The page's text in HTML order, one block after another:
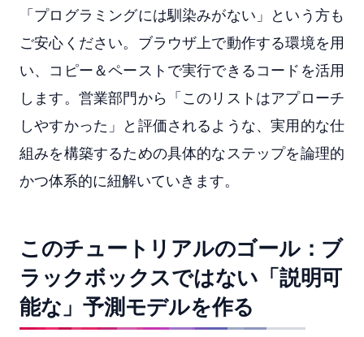
「プログラミングには馴染みがない」という方も
ご安心ください。ブラウザ上で動作する環境を用
い、コピー＆ペーストで実行できるコードを活用
します。営業部門から「このリストはアプローチ
しやすかった」と評価されるような、実用的な仕
組みを構築するための具体的なステップを論理的
かつ体系的に紐解いていきます。
このチュートリアルのゴール：ブ
ラックボックスではない「説明可
能な」予測モデルを作る